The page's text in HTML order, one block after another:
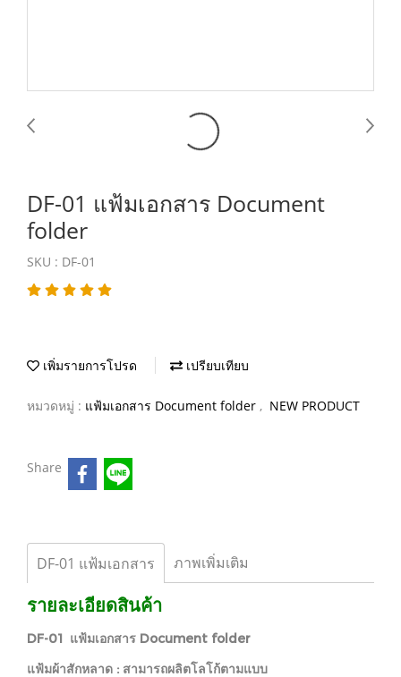
DF-01 แฟ้มเอกสาร Document
folder
SKU : DF-01
เพิ่มรายการโปรด เปรียบเทียบ
หมวดหมู่ : แฟ้มเอกสาร Document folder , NEW PRODUCT
Share
DF-01 แฟ้มเอกสาร ภาพเพิ่มเติม
รายละเอียดสินค้า
DF-01 แฟ้มเอกสาร Document folder
แฟ้มผ้าสักหลาด : สามารถผลิตโลโก้ตามแบบ